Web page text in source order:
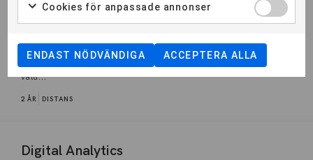
Blockchainutvecklare
Öppen
En utbildning som lär dig utveckling och programmering av
blockkedjebaserade system, som är tekniken bakom digitala
valu...
2 ÅR DISTANS
Digital Analytics
Cookies för anpassade annonser
ENDAST NÖDVÄNDIGA ACCEPTERA ALLA